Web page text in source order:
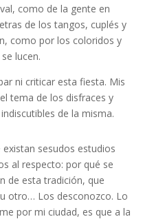
como de la gente en
de los tangos, cuplés y
como por los coloridos y
lucen.
ni criticar esta fiesta. Mis
tema de los disfraces y
de la misma.
sesudos estudios
al respecto: por qué se
de esta tradición, que
otro… Los desconozco. Lo
por mi ciudad, es que a la